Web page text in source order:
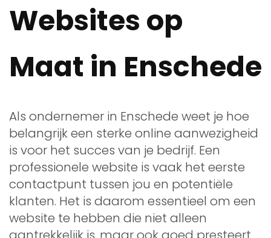
Websites op
Maat in Enschede
Als ondernemer in Enschede weet je hoe
belangrijk een sterke online aanwezigheid
is voor het succes van je bedrijf. Een
professionele website is vaak het eerste
contactpunt tussen jou en potentiële
klanten. Het is daarom essentieel om een
website te hebben die niet alleen